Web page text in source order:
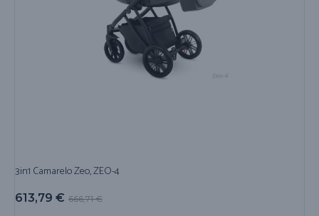
3in1 Camarelo Zeo, ZEO-4
666,71€
613,79 €